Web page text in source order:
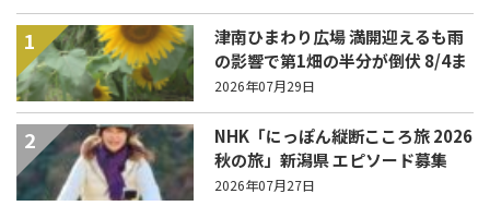
1
津南ひまわり広場 満開迎えるも雨
の影響で第1畑の半分が倒伏 8/4ま
で駐車場を無料開放
2026年07月29日
2
NHK「にっぽん縦断こころ旅 2026
秋の旅」新潟県 エピソード募集
中！
2026年07月27日